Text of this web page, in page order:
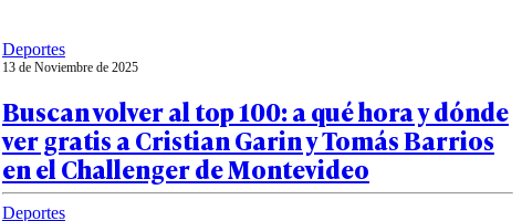
Deportes
13 de Noviembre de 2025
Buscan volver al top 100: a qué hora y dónde
ver gratis a Cristian Garin y Tomás Barrios
en el Challenger de Montevideo
Deportes